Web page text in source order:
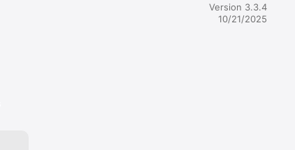
Version 3.3.4
10/21/2025